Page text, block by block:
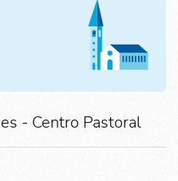
- Centro Pastoral